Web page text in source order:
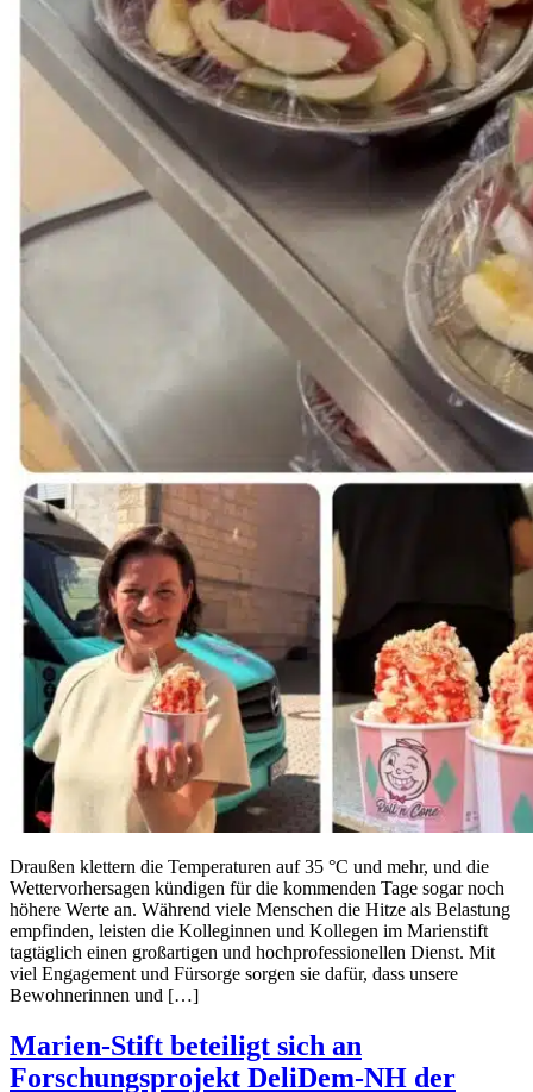
Draußen klettern die Temperaturen auf 35 °C und mehr, und die
Wettervorhersagen kündigen für die kommenden Tage sogar noch
höhere Werte an. Während viele Menschen die Hitze als Belastung
empfinden, leisten die Kolleginnen und Kollegen im Marienstift
tagtäglich einen großartigen und hochprofessionellen Dienst. Mit
viel Engagement und Fürsorge sorgen sie dafür, dass unsere
Bewohnerinnen und […]
Marien-Stift beteiligt sich an
Forschungsprojekt DeliDem-NH der